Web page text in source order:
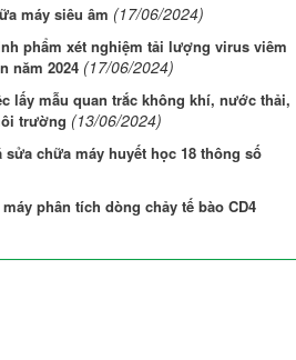
máy siêu âm (17/06/2024)
phẩm xét nghiệm tải lượng virus viêm
năm 2024 (17/06/2024)
lấy mẫu quan trắc không khí, nước thải,
trường (13/06/2024)
chữa máy huyết học 18 thông số
phân tích dòng chảy tế bào CD4